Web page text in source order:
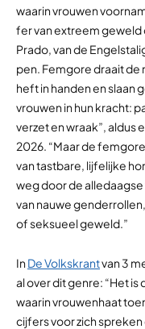
waarin vrou­wen
fer van extreem geweld
Prado, van de
pen. Fem­gore draait de
heft in han­den en slaan
vrou­wen in hun kracht:
ver­zet en wraak”, aldus
2026. “Maar de
van tast­bare, lij­fe­lijke
weg door de
van nauwe
of sek­su­eel geweld.”
In De Volkskrantvan 3
al over dit genre: “Het is
waarin vrouwenhaat
cijfers voor zich